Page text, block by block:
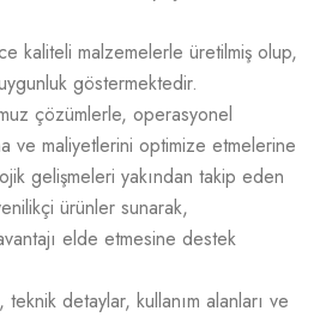
kaliteli malzemelerle üretilmiş olup,
göstermektedir.
çözümlerle, operasyonel
ve maliyetlerini optimize etmelerine
gelişmeleri yakından takip eden
ürünler sunarak,
elde etmesine destek
detaylar, kullanım alanları ve